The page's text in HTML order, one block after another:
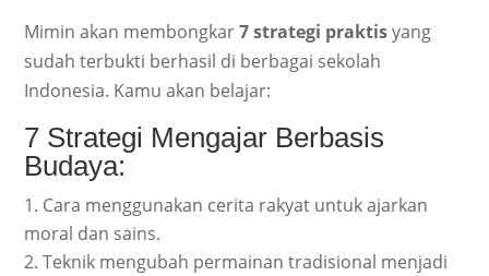
Mimin akan membongkar7 strategi praktisyang
sudah terbukti berhasil di berbagai sekolah
Indonesia. Kamu akan belajar:
7 Strategi Mengajar Berbasis
Budaya:
Cara menggunakan cerita rakyat untuk ajarkan
moral dan sains.
Teknik mengubah permainan tradisional menjadi